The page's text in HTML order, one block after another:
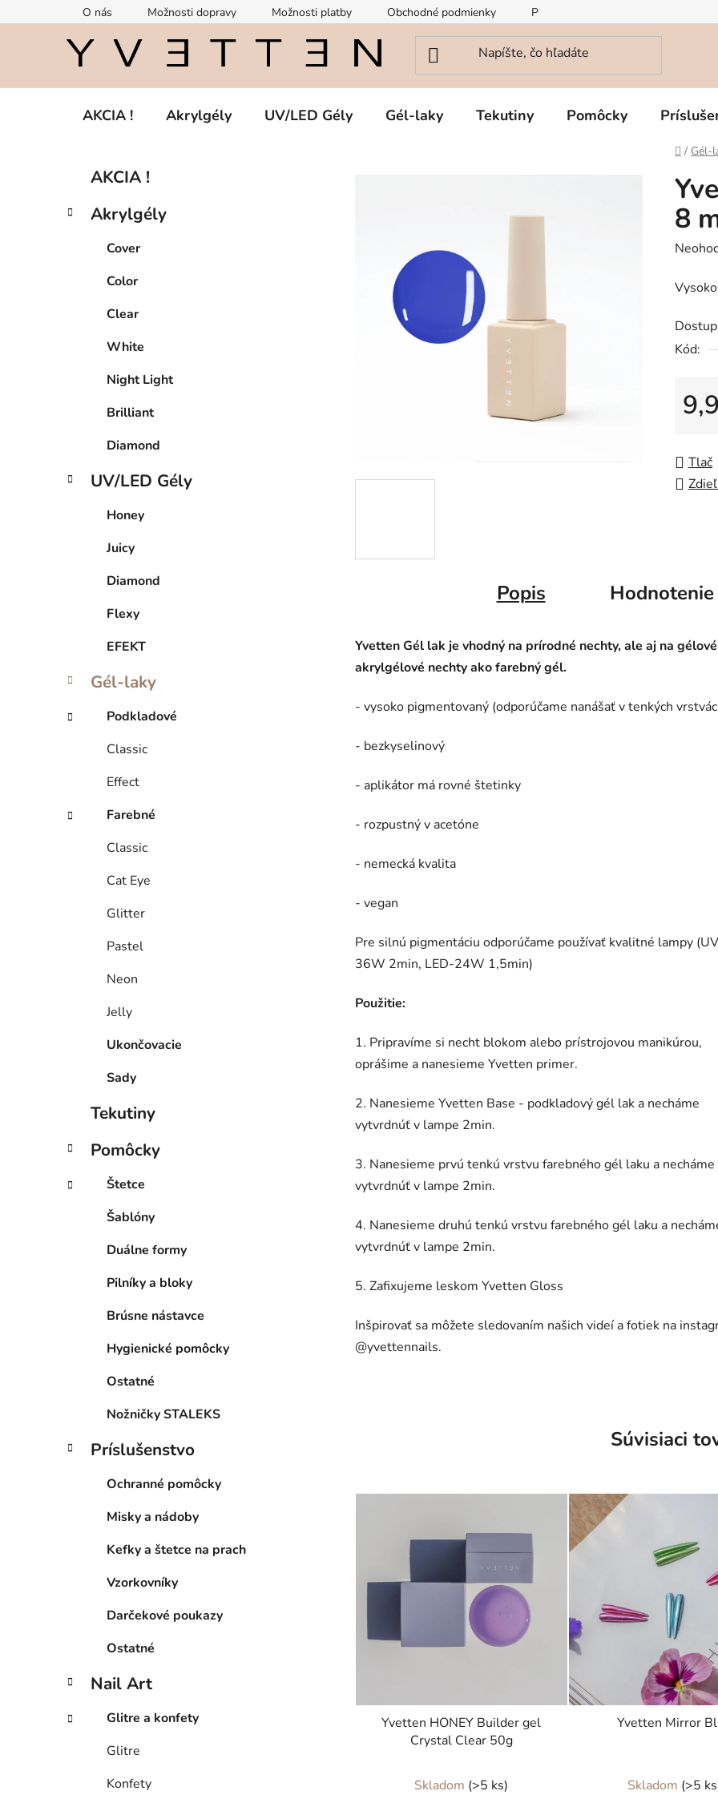
na
O nás Možnosti dopravy Možnosti platby Obchodné podmienky Podmienky ochrany osobných údajov
AKCIA ! Akrylgély UV/LED Gély Gél-laky Tekutiny Pomôcky
Domov
/ Gél-
č
Preskočiť
kategórie
e
AKCIA !
Akrylgély
Cover
Color
Clear
White
Night Light
Brilliant
Diamond
UV/LED Gély
Honey
Juicy
Diamond
Flexy
EFEKT
Gél-laky
Podkladové
Classic
Effect
Farebné
Classic
Cat Eye
Glitter
Pastel
Neon
Jelly
Ukončovacie
Sady
Tekutiny
Pomôcky
Štetce
Šablóny
Duálne formy
Pilníky a bloky
Brúsne nástavce
Hygienické pomôcky
Ostatné
Nožničky STALEKS
Príslušenstvo
Ochranné pomôcky
Misky a nádoby
Kefky a štetce na prach
Vzorkovníky
Darčekové poukazy
Ostatné
Nail Art
Glitre a konfety
Glitre
Konfety
8
0,0
z
Kód:
Tlač
Popis Hodnotenie
Yvetten Gél lak je vhodný na prírodné nechty, ale aj na
akrylgélové nechty ako farebný gél.
- vysoko pigmentovaný (odporúčame nanášať v tenkých
- bezkyselinový
- aplikátor má rovné štetinky
- rozpustný v acetóne
- nemecká kvalita
- vegan
Pre silnú pigmentáciu odporúčame používať kvalitné lampy
36W 2min, LED-24W 1,5min)
Použitie:
1. Pripravíme si necht blokom alebo prístrojovou manikúrou,
oprášime a nanesieme Yvetten primer.
2. Nanesieme Yvetten Base - podkladový gél lak a necháme
vytvrdnúť v lampe 2min.
3. Nanesieme prvú tenkú vrstvu farebného gél laku a necháme
vytvrdnúť v lampe 2min.
4. Nanesieme druhú tenkú vrstvu farebného gél laku a
vytvrdnúť v lampe 2min.
5. Zafixujeme leskom Yvetten Gloss
Inšpirovať sa môžete sledovaním našich videí a fotiek na
@yvettennails.
Súvisiaci
Yvetten HONEY Builder gel
Crystal Clear 50g
Skladom (>5 ks)
Yvetten Mirror
Skladom (>5